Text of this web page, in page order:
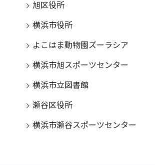
旭区役所
横浜市役所
よこはま動物園ズーラシア
横浜市旭スポーツセンター
横浜市立図書館
瀬谷区役所
横浜市瀬谷スポーツセンター